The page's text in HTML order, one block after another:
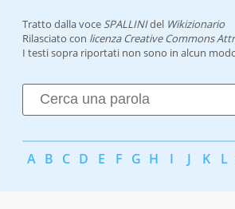
Tratto dalla voce SPALLINIdel Wikizionario
Rilasciato con licenza Creative Commons
I testi sopra riportati non sono in alcun
A B C D E F G H I J K L